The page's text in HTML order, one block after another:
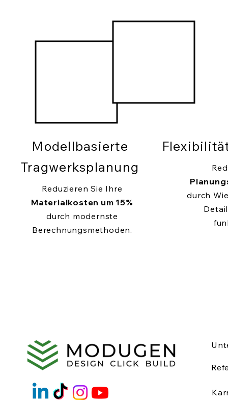
Modellbasierte
Tragwerksplanung
Reduzieren Sie Ihre
Materialkosten um 15%
durch modernste
Berechnungsmethoden.
durch